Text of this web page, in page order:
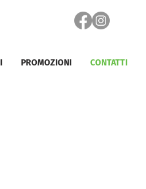
PROMOZIONI CONTATTI